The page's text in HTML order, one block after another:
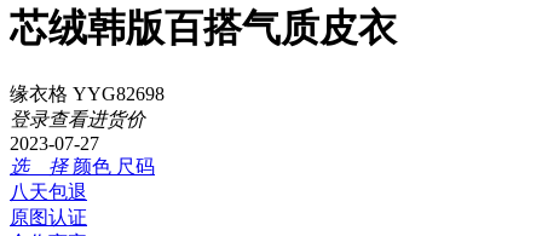
芯绒韩版百搭气质皮衣
缘衣格 YYG82698
登录查看进货价
2023-07-27
选 择 颜色 尺码
八天包退
原图认证